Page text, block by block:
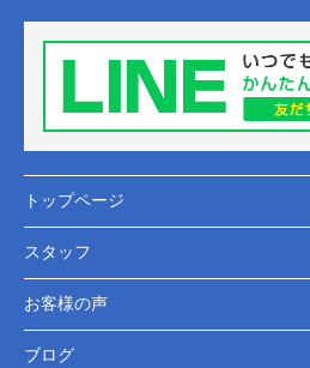
トップページ
スタッフ
お客様の声
ブログ